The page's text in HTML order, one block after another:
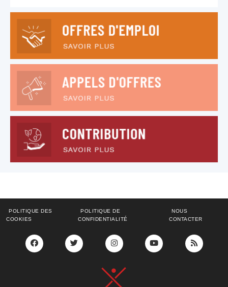
POLITIQUE DES
COOKIES
POLITIQUE DE
CONFIDENTIALITÉ
NOUS
CONTACTER